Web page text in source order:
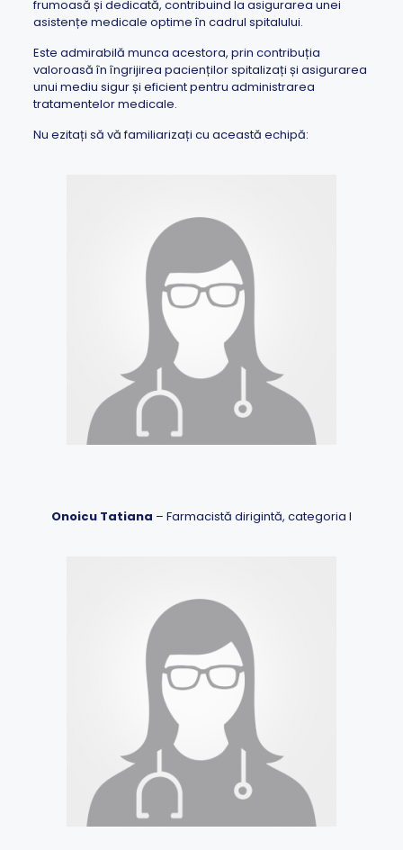
frumoasă și dedicată, contribuind la asigurarea unei
asistențe medicale optime în cadrul spitalului.
Este admirabilă munca acestora, prin contribuția
valoroasă în îngrijirea pacienților spitalizați și asigurarea
unui mediu sigur și eficient pentru administrarea
tratamentelor medicale.
Nu ezitați să vă familiarizați cu această echipă:
Onoicu Tatiana – Farmacistă dirigintă, categoria I